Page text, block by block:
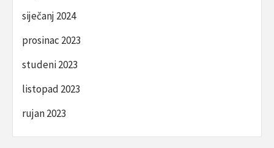
siječanj 2024
prosinac 2023
studeni 2023
listopad 2023
rujan 2023